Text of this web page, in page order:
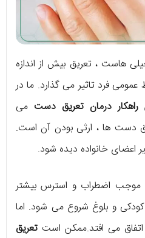
هاست ، تعریق بیش از اندازه
فرد تاثیر می گذارد. ما در
راهکار درمان تعریق دست می
دست ها ، ارثی بودن آن است.
خانواده دیده شود.
موجب اضطراب و استرس بیشتر
و بلوغ شروع می شود. اما
تعریق